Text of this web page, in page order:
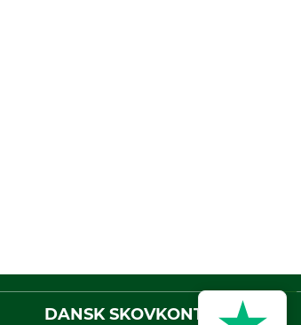
DANSK SKOVKONTOR